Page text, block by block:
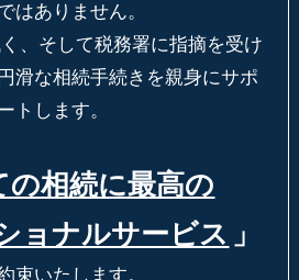
はありません。
、そして税務署に指摘を受け
滑な相続手続きを親身にサポ
トします。
の相続に最高の
ョナルサービス 」
束いたします。